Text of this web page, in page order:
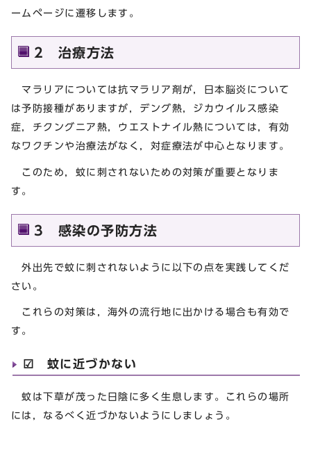
ームページに遷移します。
2 治療方法
マラリアについては抗マラリア剤が，日本脳炎について
は予防接種がありますが，デング熱，ジカウイルス感染
症，チクングニア熱，ウエストナイル熱については，有効
なワクチンや治療法がなく，対症療法が中心となります。
このため，蚊に刺されないための対策が重要となりま
す。
3 感染の予防方法
外出先で蚊に刺されないように以下の点を実践してくだ
さい。
これらの対策は，海外の流行地に出かける場合も有効で
す。
☑ 蚊に近づかない
蚊は下草が茂った日陰に多く生息します。これらの場所
には，なるべく近づかないようにしましょう。